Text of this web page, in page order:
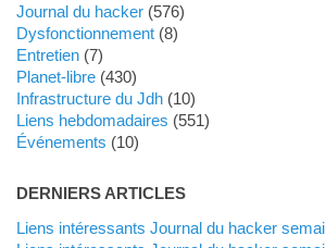
Journal du hacker(576)
dysfonctionnement(8)
Entretien(7)
planet-libre(430)
Infrastructure du Jdh(10)
liens hebdomadaires (551)
événements (10)
DERNIERS ARTICLES
Liens intéressants Journal du hacker